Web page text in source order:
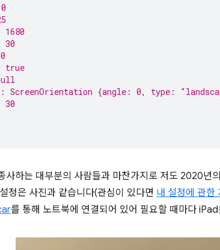
1680
30
true
ScreenOrientation {angle: 0, type:
30
사하는 대부분의 사람들과 마찬가지로 저도 2020년
정은 사진과 같습니다(관심이 있다면 내 설정에 관한
를 통해 노트북에 연결되어 있어 필요할 때마다